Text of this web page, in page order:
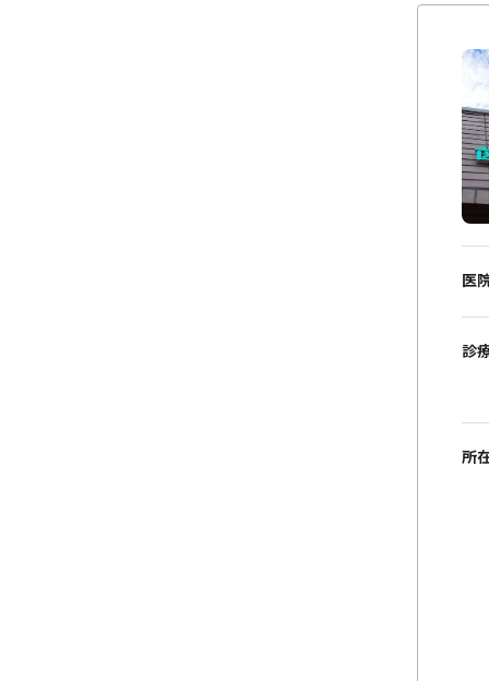
医
診
所